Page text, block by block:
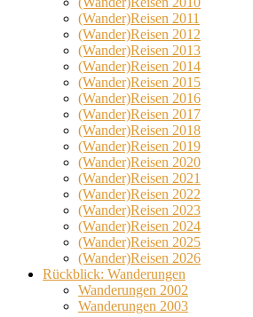
(Wander)Reisen 2011
(Wander)Reisen 2012
(Wander)Reisen 2013
(Wander)Reisen 2014
(Wander)Reisen 2015
(Wander)Reisen 2016
(Wander)Reisen 2017
(Wander)Reisen 2018
(Wander)Reisen 2019
(Wander)Reisen 2020
(Wander)Reisen 2021
(Wander)Reisen 2022
(Wander)Reisen 2023
(Wander)Reisen 2024
(Wander)Reisen 2025
(Wander)Reisen 2026
Rückblick: Wanderungen
Wanderungen 2002
Wanderungen 2003